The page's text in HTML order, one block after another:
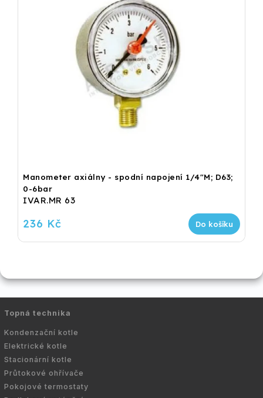
Manometer axiálny - spodní napojení 1/4"M; D63;
0-6bar
IVAR.MR 63
236 Kč Do košíku
Topná technika
Kondenzační kotle
Elektrické kotle
Stacionární kotle
Průtokové ohřívače
Pokojové termostaty